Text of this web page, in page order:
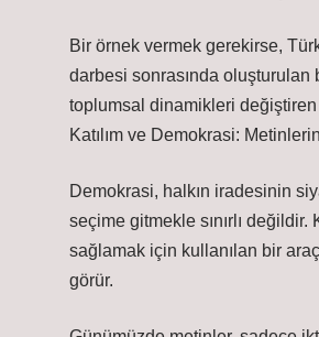
Bir örnek vermek gerekirse,
darbesi sonrasında oluşturulan
toplumsal dinamikleri değiştiren
Katılım ve Demokrasi:
Demokrasi, halkın iradesinin
seçime gitmekle sınırlı
sağlamak için kullanılan bir
görür.